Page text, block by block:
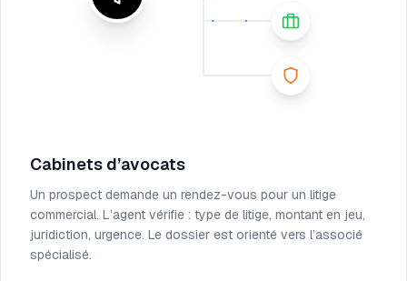
Cabinets d’avocats
Un prospect demande un rendez-vous pour un litige
commercial. L’agent vérifie : type de litige, montant en jeu,
juridiction, urgence. Le dossier est orienté vers l’associé
spécialisé.